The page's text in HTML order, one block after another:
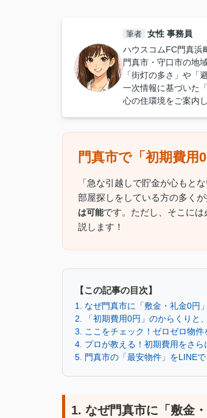
筆者 女性 事務員
ハウスコムFC門真浜
門真市・守口市の地
「街灯の多さ」や「
一次情報に基づいた
心の住環境をご案内
門真市で「初期費用
「急な引越しで貯金が心もと
部屋探しをしている方の多く
は可能です。ただし、そこに
説します！
【この記事の目次】
1. なぜ門真市に「敷金・礼金0円
2. 「初期費用0円」のからくりと
3. ここをチェック！ゼロゼロ物
4. プロが教える！初期費用をさら
5. 門真市の「最安物件」をLINE
1. なぜ門真市に「敷金